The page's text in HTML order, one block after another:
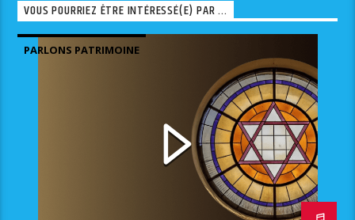
VOUS POURRIEZ ÊTRE INTÉRESSÉ(E) PAR ...
PARLONS PATRIMOINE